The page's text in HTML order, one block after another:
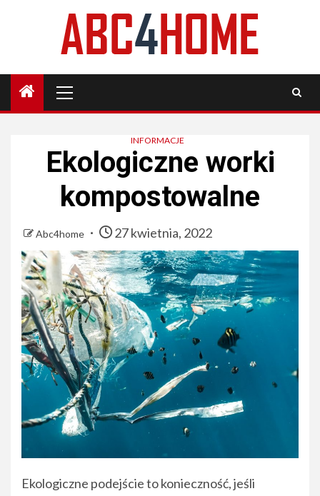
Menu
INFORMACJE
Ekologiczne worki
kompostowalne
Abc4home 27 kwietnia, 2022
Ekologiczne podejście to konieczność, jeśli